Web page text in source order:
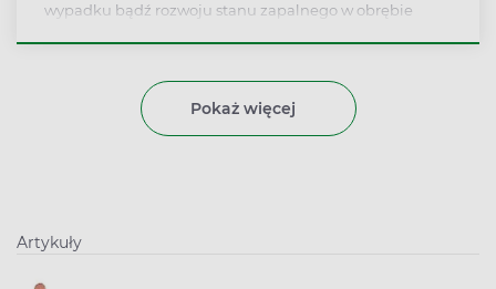
wypadku bądź rozwoju stanu zapalnego w obrębie
ruchów, powinien wykonać pełną diagnostykę, w tym
ocenę ultrasonograficzną. Jest to metoda bezinwazyjna,
bezbolesna i szybka do wykonania, a przy tym dająca
Pokaż więcej
Artykuły